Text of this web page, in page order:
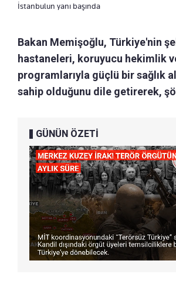
İstanbulun yanı başında
Bakan Memişoğlu, Türkiye'nin
hastaneleri, koruyucu hekimlik
programlarıyla güçlü bir sağlık
sahip olduğunu dile getirerek,
GÜNÜN ÖZETİ